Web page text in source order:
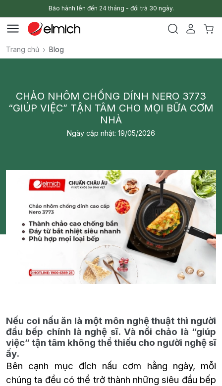
Bảo hành lên đến 24 tháng - đổi trả 30 ngày.
Trang chủ Blog
CHẢO NHÔM CHỐNG DÍNH NERO 3773
“GIÚP VIỆC” TẬN TÂM CHO MỌI BỮA CƠM
NHÀ
Ngày cập nhật: 19/05/2026
Nếu coi nấu ăn là một môn nghệ thuật thì người
đầu bếp chính là nghệ sĩ. Và nồi chảo là “giúp
việc” tận tâm không thể thiếu cho người nghệ sĩ
ấy.
Bên cạnh mục đích nấu cơm hằng ngày, mỗi
chúng ta đều có thể trở thành những siêu đầu bếp